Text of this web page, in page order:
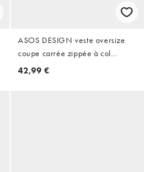
ASOS DESIGN veste oversize
coupe carrée zippée à col
cheminée camel
42,99 €